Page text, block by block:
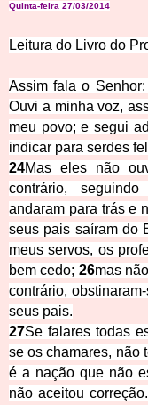
Quinta-feira 27/03/2014
Leitura do Livro do
Assim fala o Senhor:
Ouvi a minha voz,
meu povo; e segui
indicar para serdes
24Mas eles não
contrário,
andaram para trás e
seus pais saíram do
meus servos, os
bem cedo; 26mas
contrário,
seus pais.
27Se falares todas
se os chamares, não
é a nação que não
não aceitou